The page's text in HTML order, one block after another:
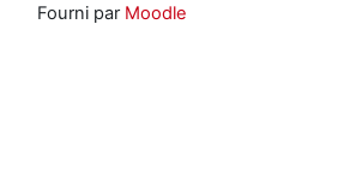
Fourni par Moodle